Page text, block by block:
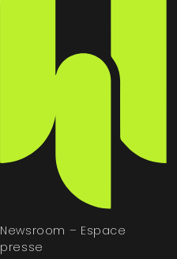
Newsroom – Espace
presse